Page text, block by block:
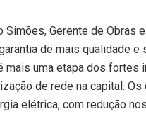
Simões, Gerente de Obras
de mais qualidade
mais uma etapa dos
de rede na capital.
elétrica, com redução